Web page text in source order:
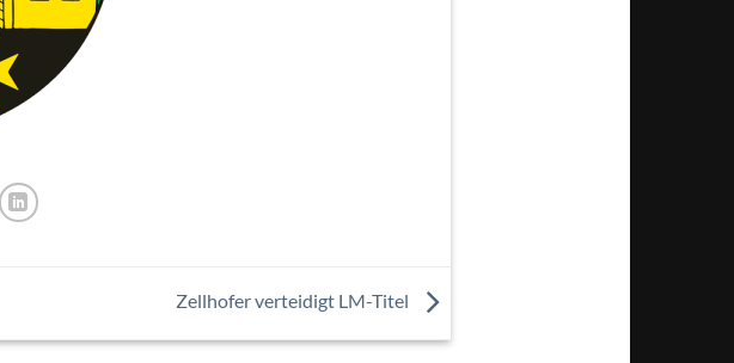
Zellhofer verteidigt LM-Titel